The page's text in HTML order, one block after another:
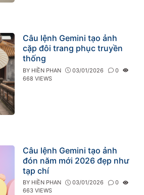
Câu lệnh Gemini tạo ảnh
cặp đôi trang phục truyền
thống
BY HIỀN PHAN 03/01/2026
0
668 VIEWS
Câu lệnh Gemini tạo ảnh
đón năm mới 2026 đẹp như
tạp chí
BY HIỀN PHAN 03/01/2026
0
663 VIEWS